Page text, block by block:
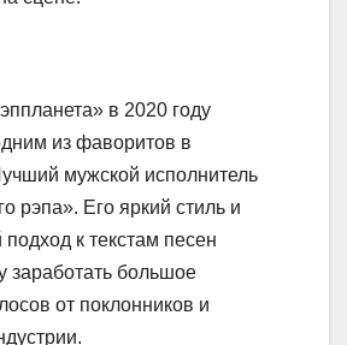
в 2020 году
из фаворитов в
мужской исполнитель
рэпа». Его яркий стиль и
к текстам песен
заработать большое
от поклонников и